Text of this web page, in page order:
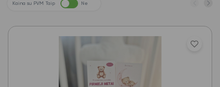
Kaina su PVM Taip Ne